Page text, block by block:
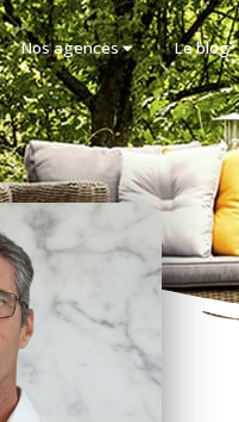
Nos agences Le blog